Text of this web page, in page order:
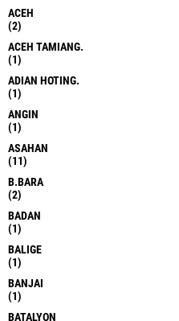
ACEH
(2)
ACEH TAMIANG.
(1)
ADIAN HOTING.
(1)
ANGIN
(1)
ASAHAN
(11)
B.BARA
(2)
BADAN
(1)
BALIGE
(1)
BANJAI
(1)
BATALYON